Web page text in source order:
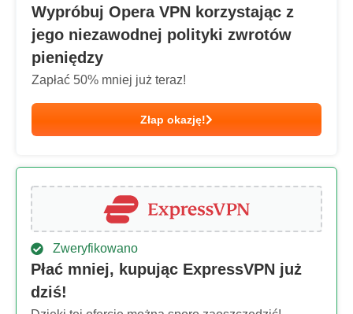
Wypróbuj Opera VPN korzystając z
jego niezawodnej polityki zwrotów
pieniędzy
Zapłać 50% mniej już teraz!
Złap okazję!
Zweryfikowano
Płać mniej, kupując ExpressVPN już
dziś!